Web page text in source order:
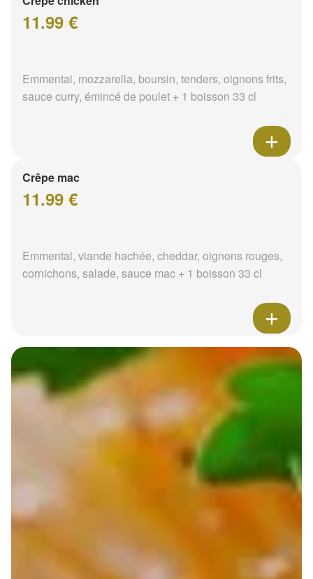
11.99 €
Emmental, mozzarella, boursin, tenders, oignons frits,
sauce curry, émincé de poulet + 1 boisson 33 cl
Crêpe mac
11.99 €
Emmental, viande hachée, cheddar, oignons rouges,
cornichons, salade, sauce mac + 1 boisson 33 cl